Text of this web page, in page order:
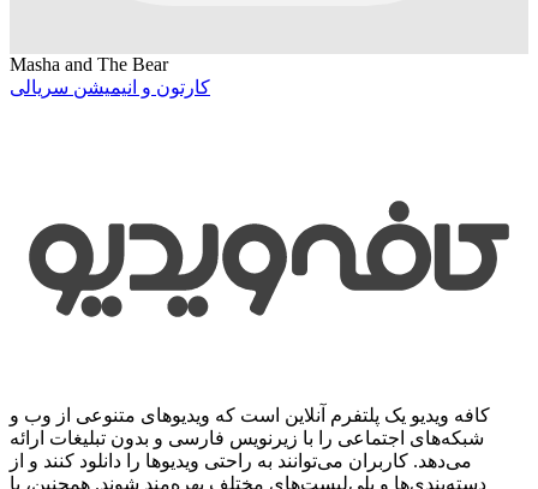
Masha and The Bear
کارتون و انیمیشن سریالی
کافه ویدیو یک پلتفرم آنلاین است که ویدیوهای متنوعی از وب و
شبکه‌های اجتماعی را با زیرنویس فارسی و بدون تبلیغات ارائه
می‌دهد. کاربران می‌توانند به راحتی ویدیوها را دانلود کنند و از
دسته‌بندی‌ها و پلی‌لیست‌های مختلف بهره‌مند شوند. همچنین، با